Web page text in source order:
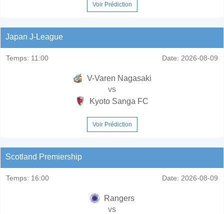
Voir Prédiction
Japan J-League
Temps: 11:00 Date: 2026-08-09
V-Varen Nagasaki
vs
Kyoto Sanga FC
Voir Prédiction
Scotland Premiership
Temps: 16:00 Date: 2026-08-09
Rangers
vs